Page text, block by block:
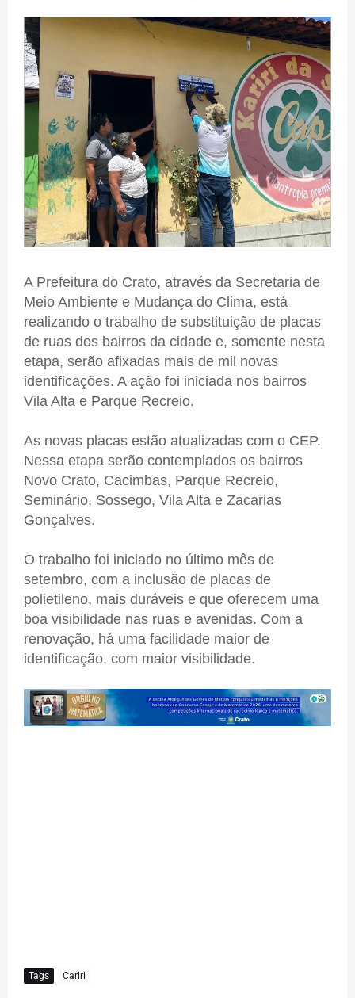
A Prefeitura do Crato, através da Secretaria de
Meio Ambiente e Mudança do Clima, está
realizando o trabalho de substituição de placas
de ruas dos bairros da cidade e, somente nesta
etapa, serão afixadas mais de mil novas
identificações. A ação foi iniciada nos bairros
Vila Alta e Parque Recreio.
As novas placas estão atualizadas com o CEP.
Nessa etapa serão contemplados os bairros
Novo Crato, Cacimbas, Parque Recreio,
Seminário, Sossego, Vila Alta e Zacarias
Gonçalves.
O trabalho foi iniciado no último mês de
setembro, com a inclusão de placas de
polietileno, mais duráveis e que oferecem uma
boa visibilidade nas ruas e avenidas. Com a
renovação, há uma facilidade maior de
identificação, com maior visibilidade.
Tags Cariri